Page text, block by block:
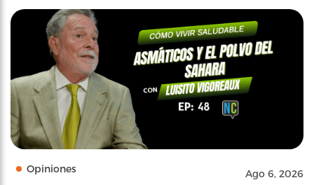
Opiniones Ago 6, 2026